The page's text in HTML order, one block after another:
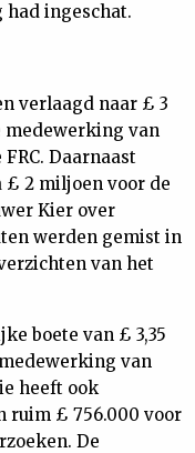
ingeschat.
verlaagd naar £ 3
medewerking van
Daarnaast
£ 2 miljoen voor de
Kier over
werden gemist in
van het
boete van £ 3,35
van
heeft ook
ruim £ 756.000 voor
De